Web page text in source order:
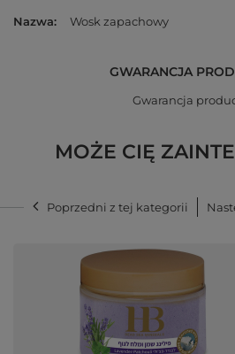
Nazwa Wosk zapachowy
GWARANCJA
Gwarancja
MOŻE CIĘ
Poprzedni z tej kategorii